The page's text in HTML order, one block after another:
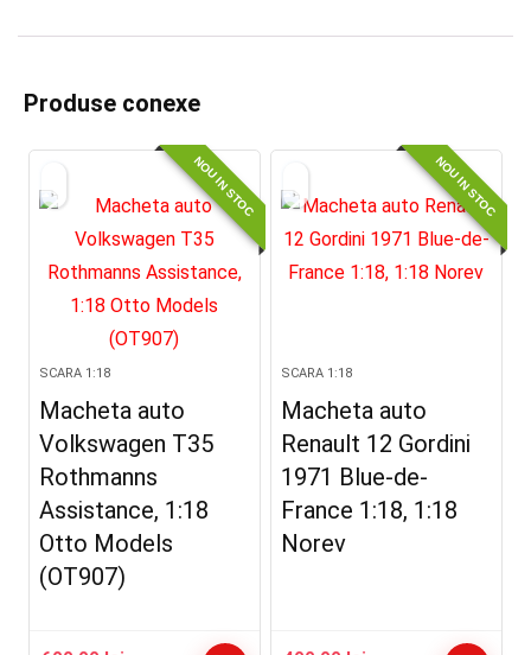
Produse conexe
NOU IN STOC
SCARA 1:18
Macheta auto
Volkswagen T35
Rothmanns
Assistance, 1:18
Otto Models
(OT907)
NOU IN STOC
SCARA 1:18
Macheta auto
Renault 12 Gordini
1971 Blue-de-
France 1:18, 1:18
Norev